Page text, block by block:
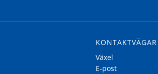
KONTAKTVÄGAR
Växel
E-post